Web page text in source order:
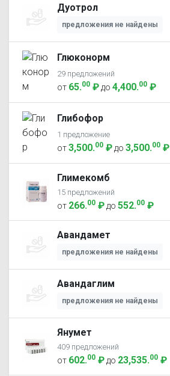
Дуотрол
предложения не найдены
Глюконорм
29 предложений
от 65.00 ₽ до 4,400.00 ₽
Глибофор
1 предложение
от3,500.00 ₽ до 3,500.00 ₽
Глимекомб
15 предложений
от 266.00 ₽ до 552.00 ₽
Авандамет
предложения не найдены
Авандаглим
предложения не найдены
Янумет
409 предложений
от 602.00 ₽ до 23,535.00 ₽